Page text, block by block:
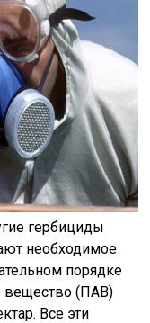
гербициды
необходимое
порядке
вещество (ПАВ)
Все эти